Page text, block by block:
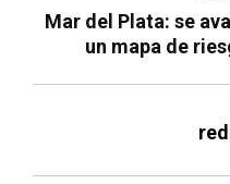
Mar del Plata: se
un mapa de